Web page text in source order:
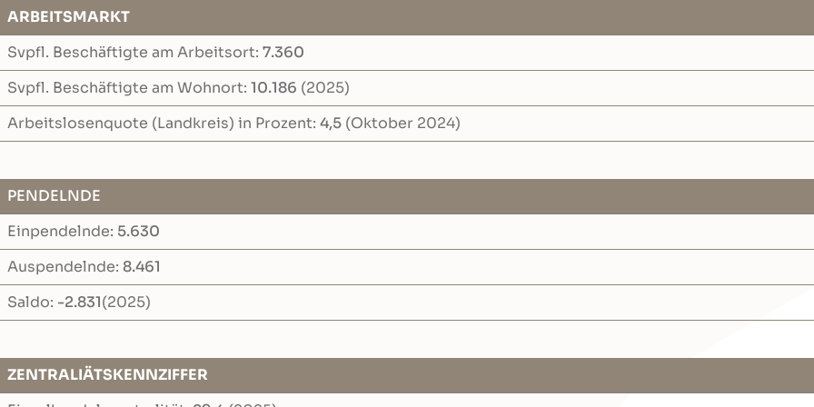
ARBEITSMARKT
Svpfl. Beschäftigte am Arbeitsort: 7.360
Svpfl. Beschäftigte am Wohnort: 10.186 (2025)
Arbeitslosenquote (Landkreis) in Prozent: 4,5 (Oktober 2024)
PENDELNDE
Einpendelnde: 5.630
Auspendelnde: 8.461
Saldo: -2.831(2025)
ZENTRALIÄTSKENNZIFFER